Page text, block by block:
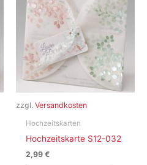
zzgl. Versandkosten
Hochzeitskarten
Hochzeitskarte S12-032
2,99€